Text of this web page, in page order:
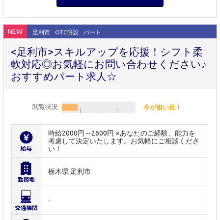
NEW 足利市 OTC併設 パート
<足利市>スキルアップを応援！シフト柔
軟対応◎お気軽にお問い合わせください♪
おすすめパート求人☆
閲覧状況 今が狙い目！
時給2000円～2600円 ※あなたのご経験、能力を
考慮して決定いたします。お気軽にご相談くださ
い！
栃木県 足利市
-